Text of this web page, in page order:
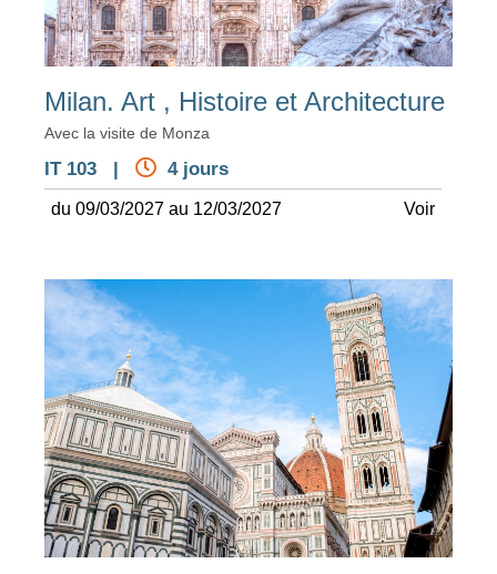
Milan. Art , Histoire et Architecture
Avec la visite de Monza
IT 103 | 4 jours
du 09/03/2027 au 12/03/2027 Voir